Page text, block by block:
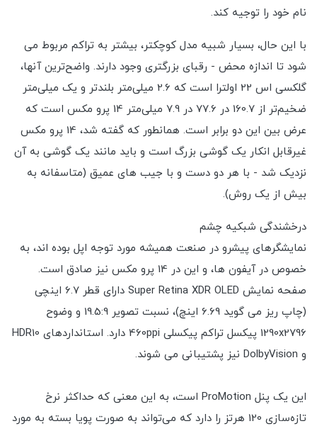
نام خود را توجیه کند.
با این حال، بسیار شبیه مدل کوچکتر، بیشتر به تراکم مربوط می
شود تا اندازه محض - رقبای بزرگتری وجود دارند. واضح‌ترین آنها،
گلکسی اس 22 اولترا است که 2.6 میلی‌متر بلندتر و یک میلی‌متر
ضخیم‌تر از 160.7 در 77.6 در 7.9 میلی‌متر 14 پرو مکس است که
عرض بین این دو برابر است. همانطور که گفته شد، 14 پرو مکس
غیرقابل انکار یک گوشی بزرگ است و باید مانند یک گوشی به آن
نزدیک شد - با هر دو دست و با جیب های عمیق (متاسفانه به
بیش از یک روش).
درخشندگی شبکیه چشم
نمایشگرهای پیشرو در صنعت همیشه مورد توجه اپل بوده اند، به
خصوص در آیفون ها، و این در 14 پرو مکس نیز صادق است.
صفحه نمایش Super Retina XDR OLED دارای قطر 6.7 اینچی
(چاپ ریز می گوید 6.69 اینچ)، نسبت تصویر 19.5:9 و وضوح
1290x2796 پیکسل تراکم پیکسلی 460ppi دارد. استانداردهای HDR10
و DolbyVision نیز پشتیبانی می شوند.
این یک پنل ProMotion است، به این معنی که حداکثر نرخ
تازه‌سازی 120 هرتز را دارد که می‌تواند به صورت پویا بسته به مورد